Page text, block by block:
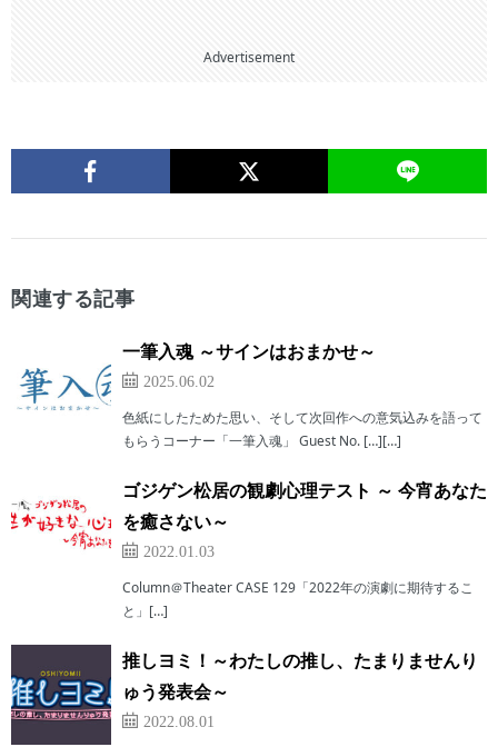
Advertisement
関連する記事
一筆入魂 ～サインはおまかせ～
2025.06.02
色紙にしたためた思い、そして次回作への意気込みを語って
もらうコーナー「一筆入魂」 Guest No. […][…]
ゴジゲン松居の観劇心理テスト ～ 今宵あなた
を癒さない～
2022.01.03
Column＠Theater CASE 129「2022年の演劇に期待するこ
と」[…]
推しヨミ！～わたしの推し、たまりませんり
ゅう発表会～
2022.08.01